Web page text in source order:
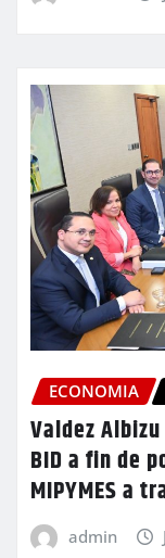
ECONOMIA
Valdez
BID a fin de
MIPYMES a
admin